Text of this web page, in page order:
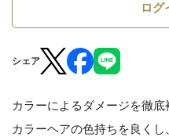
ログ
シェア
カラーによるダメージを徹底
カラーヘアの色持ちを良く